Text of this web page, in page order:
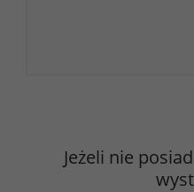
Jeżeli nie